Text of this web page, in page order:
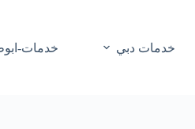
خدمات دبي خدمات-